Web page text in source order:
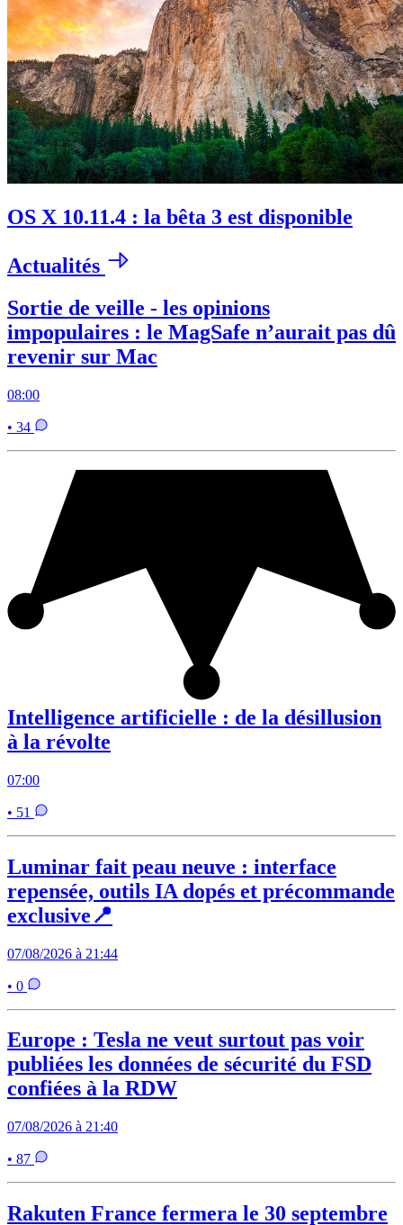
OS X 10.11.4 : la bêta 3 est disponible
Actualités
Sortie de veille - les opinions
impopulaires : le MagSafe n’aurait pas dû
revenir sur Mac
08:00
• 34
Intelligence artificielle : de la désillusion
à la révolte
07:00
• 51
Luminar fait peau neuve : interface
repensée, outils IA dopés et précommande
exclusive📍
07/08/2026 à 21:44
• 0
Europe : Tesla ne veut surtout pas voir
publiées les données de sécurité du FSD
confiées à la RDW
07/08/2026 à 21:40
• 87
Rakuten France fermera le 30 septembre